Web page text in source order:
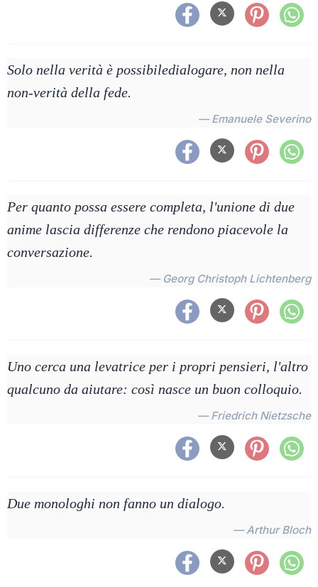
Solo nella verità è possibiledialogare, non nella
non-verità della fede.
— Emanuele Severino
Per quanto possa essere completa, l'unione di due
anime lascia differenze che rendono piacevole la
conversazione.
— Georg Christoph Lichtenberg
Uno cerca una levatrice per i propri pensieri, l'altro
qualcuno da aiutare: così nasce un buon colloquio.
— Friedrich Nietzsche
Due monologhi non fanno un dialogo.
— Arthur Bloch